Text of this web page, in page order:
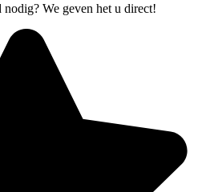
We geven het u direct!